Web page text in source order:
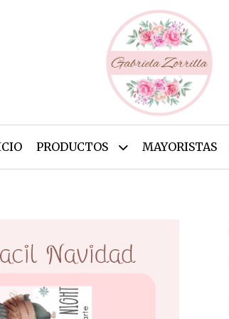
PRODUCTOS MAYORISTAS